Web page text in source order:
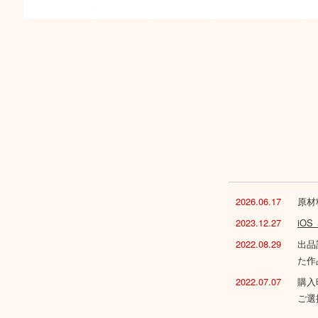
2026.06.17
原
2023.12.27
iOS
2022.08.29
出
た
2022.07.07
購
ご